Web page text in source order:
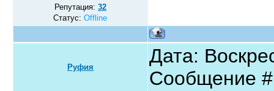
Репутация: 32
Статус:Offline
Руфия
Дата:
Сообщение